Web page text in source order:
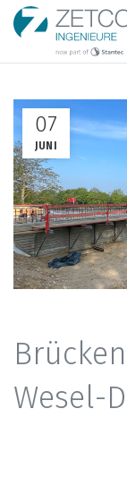
07
JUNI
Wesel-